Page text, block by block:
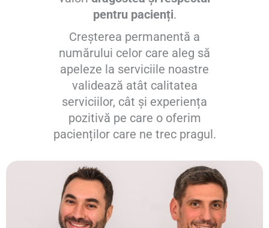
pentru pacienți.
Creșterea permanentă a
numărului celor care aleg să
apeleze la serviciile noastre
validează atât calitatea
serviciilor, cât și experiența
pozitivă pe care o oferim
pacienților care ne trec pragul.